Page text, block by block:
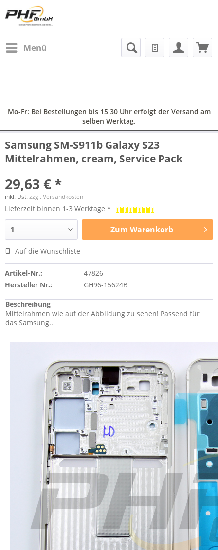
Menü
Mo-Fr: Bei Bestellungen bis 15:30 Uhr erfolgt der Versand am
selben Werktag.
Samsung SM-S911b Galaxy S23
Mittelrahmen, cream, Service Pack
29,63 € *
inkl. Ust.zzgl. Versandkosten
Lieferzeit binnen 1-3 Werktage *
Zum Warenkorb
Auf die Wunschliste
Artikel-Nr.:
47826
Hersteller Nr.:
GH96-15624B
Beschreibung
Mittelrahmen wie auf der Abbildung zu sehen! Passend für
das Samsung...